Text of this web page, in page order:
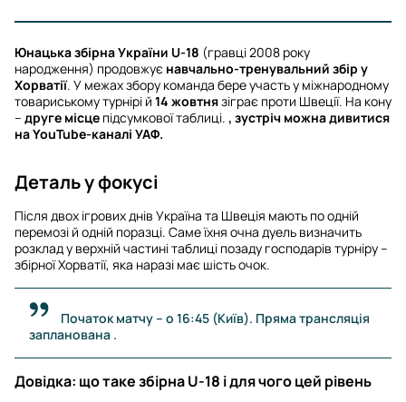
Юнацька збірна України U-18 (гравці 2008 року
народження) продовжує навчально-тренувальний збір у
Хорватії. У межах збору команда бере участь у міжнародному
товариському турнірі й 14 жовтнязіграє проти Швеції. На кону
– друге місце підсумкової таблиці. , зустріч можна дивитися
на YouTube-каналі УАФ.
Деталь у фокусі
Після двох ігрових днів Україна та Швеція мають по одній
перемозі й одній поразці. Саме їхня очна дуель визначить
розклад у верхній частині таблиці позаду господарів турніру –
збірної Хорватії, яка наразі має шість очок.
Початок матчу – о 16:45 (Київ). Пряма трансляція
запланована .
Довідка: що таке збірна U-18 і для чого цей рівень